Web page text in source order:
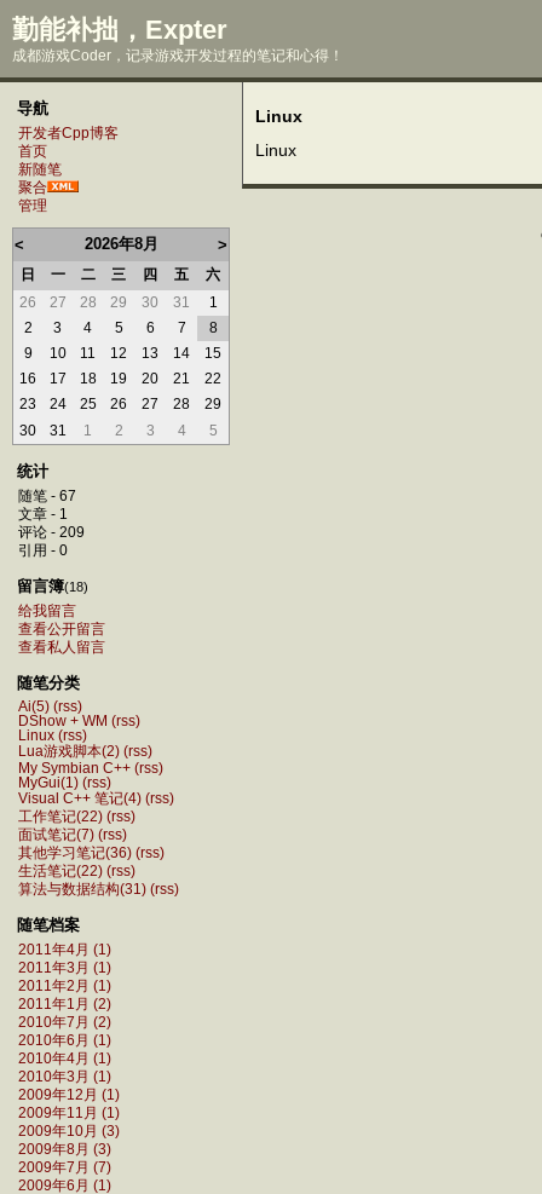
勤能补拙，Expter
成都游戏Coder，记录游戏开发过程的笔记和心得！
导航
开发者Cpp博客
首页
新随笔
聚合
管理
< 2026年8月 >
日 一 二 三 四 五
六
26
27 28 29 30 31
1
2
3 4 5 6 7
8
9
10 11 12 13 14
15
16
17 18 19 20 21
22
23
24 25 26 27 28
29
30
31 1 2 3 4 5
统计
随笔 - 67
文章 - 1
评论 - 209
引用 - 0
留言簿(18)
给我留言
查看公开留言
查看私人留言
随笔分类
Ai(5) (rss)
DShow + WM (rss)
Linux (rss)
Lua游戏脚本(2) (rss)
My Symbian C++ (rss)
MyGui(1) (rss)
Visual C++ 笔记(4) (rss)
工作笔记(22) (rss)
面试笔记(7) (rss)
其他学习笔记(36) (rss)
生活笔记(22) (rss)
算法与数据结构(31) (rss)
随笔档案
2011年4月 (1)
2011年3月 (1)
2011年2月 (1)
2011年1月 (2)
2010年7月 (2)
2010年6月 (1)
2010年4月 (1)
2010年3月 (1)
2009年12月 (1)
2009年11月 (1)
2009年10月 (3)
2009年8月 (3)
2009年7月 (7)
2009年6月 (1)
Linux
Linux